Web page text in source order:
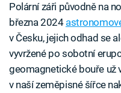
Polární záři původně na
března 2024
v Česku, jejich odhad se
vyvržené po sobotní
geomagnetické bouře už
v naší zeměpisné šířce